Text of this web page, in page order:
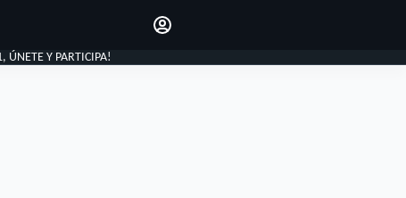
ÚNETE Y PARTICIPA!